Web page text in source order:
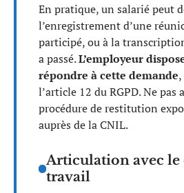
En pratique, un salarié peut
l’enregistrement d’une
participé, ou à la
a passé.L’employeur
répondre à cette demande
l’article 12 du RGPD. Ne pas
procédure de restitution
auprès de la CNIL.
Articulation avec
travail